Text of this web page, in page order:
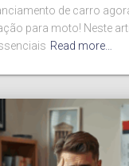
de carro
para moto! Neste
Read more…